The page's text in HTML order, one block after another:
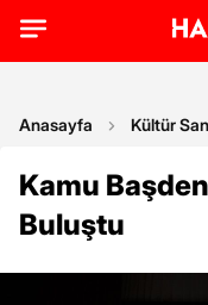
Anasayfa Kültür
Kamu
Buluştu